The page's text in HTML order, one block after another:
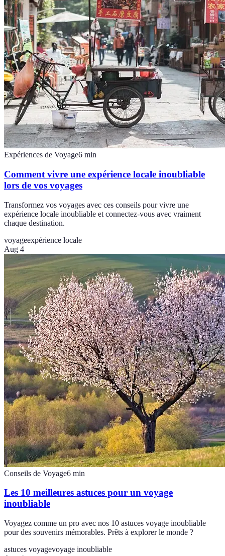
Expériences de Voyage6 min
Comment vivre une expérience locale inoubliable
lors de vos voyages
Transformez vos voyages avec ces conseils pour vivre une
expérience locale inoubliable et connectez-vous avec vraiment
chaque destination.
voyageexpérience locale
Aug 4
Conseils de Voyage6 min
Les 10 meilleures astuces pour un voyage
inoubliable
Voyagez comme un pro avec nos 10 astuces voyage inoubliable
pour des souvenirs mémorables. Prêts à explorer le monde ?
astuces voyagevoyage inoubliable